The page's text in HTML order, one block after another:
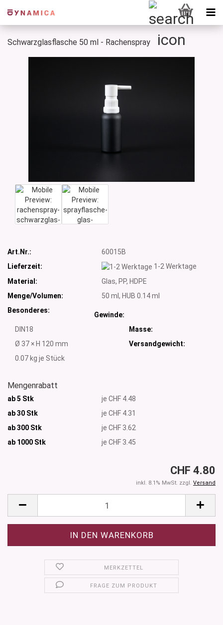
Schwarzglasflasche 50 ml - Rachenspray
Art.Nr.:
60015B
Lieferzeit:
1-2 Werktage
Material:
Glas, PP, HDPE
Menge/Volumen:
50 ml, HUB 0.14 ml
Besonderes:
Gewinde:
DIN18
Masse:
Ø 37 × H 120 mm
Versandgewicht:
0.07 kg je Stück
Mengenrabatt
ab 5 Stk
je CHF 4.48
ab 30 Stk
je CHF 4.31
ab 300 Stk
je CHF 3.62
ab 1000 Stk je CHF 3.45
CHF 4.80
inkl. 8.1% MwSt. zzgl. Versand
MERKZETTEL
FRAGE ZUM PRODUKT